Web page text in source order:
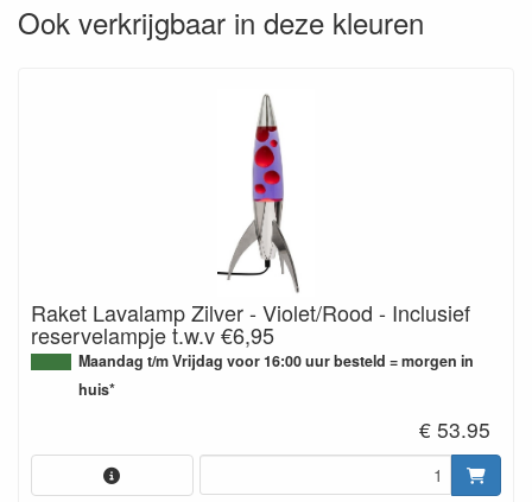
Ook verkrijgbaar in deze kleuren
Raket Lavalamp Zilver - Violet/Rood - Inclusief
reservelampje t.w.v €6,95
Maandag t/m Vrijdag voor 16:00 uur besteld = morgen in
huis*
€ 53.95